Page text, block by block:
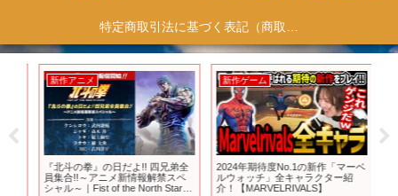
特定商取引法に基づく表記（商取引に関する開示）
新作アニメ
『北斗の拳』の日だよ!! 四兄弟全
員集合!!～アニメ新情報解禁スペ
シャル～｜Fist of the North Star
新作ゲーム
2024年期待度No.1の新作「マーベ
ルウォッチ」全キャラクター紹
介！【MARVELRIVALS】